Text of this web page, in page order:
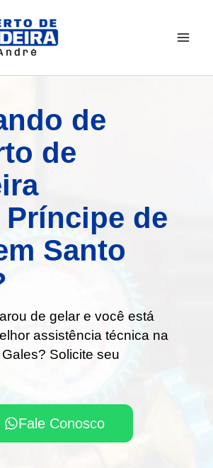
de
de
Príncipe de
Santo
de gelar e você está
assistência técnica na
Solicite seu
Fale Conosco